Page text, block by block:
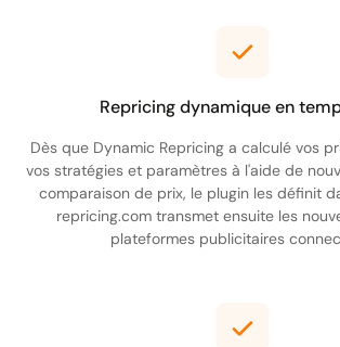
Repricing dynamique en
Dès que Dynamic Repricing a calculé vos
vos stratégies et paramètres à l'aide de
comparaison de prix, le plugin les définit
repricing.com transmet ensuite les
plateformes publicitaires